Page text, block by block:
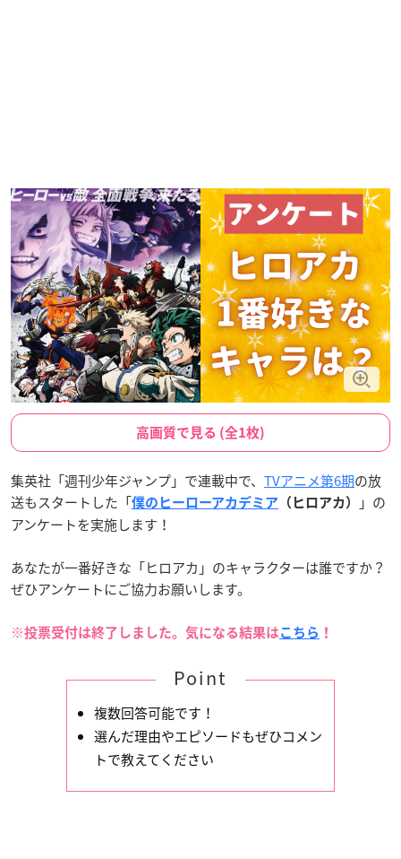
高画質で見る (全1枚)
集英社「週刊少年ジャンプ」で連載中で、 TVアニメ第6期の放
送もスタートした「僕のヒーローアカデミア （ヒロアカ）
」の
アンケートを実施します！
あなたが一番好きな「ヒロアカ」のキャラクターは誰ですか？
ぜひアンケートにご協力お願いします。
※投票受付は終了しました。気になる結果は こちら ！
Point
複数回答可能です！
選んだ理由やエピソードもぜひコメン
トで教えてください